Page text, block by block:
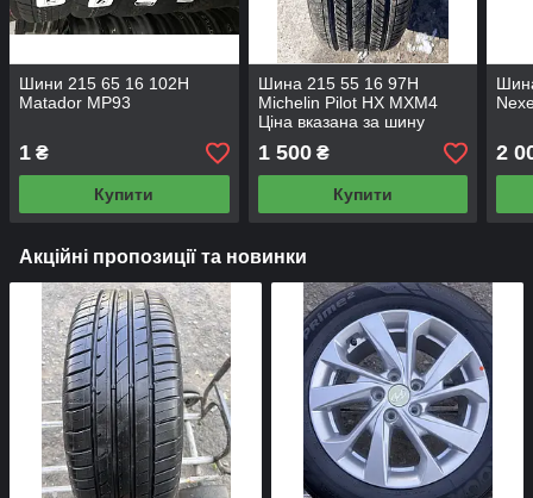
Шини 215 65 16 102Н
Matador MP93
1 ₴
Купити
Шина 215 55 16 97H
Michelin Pilot HX MXM4
Ціна вказана за шину
1 500₴
Купити
2
Акційні пропозиції та новинки